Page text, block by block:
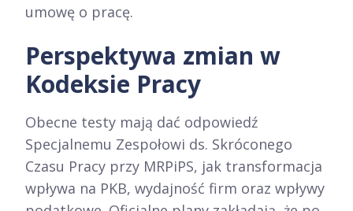
umowę o pracę.
Perspektywa zmian w
Kodeksie Pracy
Obecne testy mają dać odpowiedź
Specjalnemu Zespołowi ds. Skróconego
Czasu Pracy przy MRPiPS, jak transformacja
wpływa na PKB, wydajność firm oraz wpływy